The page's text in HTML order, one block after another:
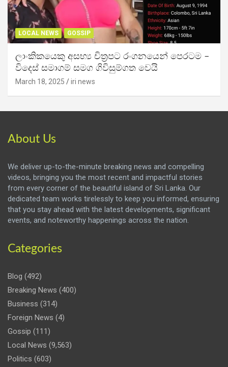
LOCAL NEWS GOSSIP
ලාංකිකයෙකු අසභ්‍ය චිත්‍රපට රංගනයෙන් පෙරටම –
විදෙස් සමාගම් සමග ගිවිසුම්ගත වෙයි
March 18, 2025 iri news
About Us
We deliver up-to-the-minute breaking news and compelling
videos, bringing you the most recent and impactful stories
from every corner of the beautiful island of Sri Lanka. Our
dedicated team works tirelessly to keep you informed, ensuring
that you stay ahead with the latest developments, significant
events, and noteworthy happenings across the nation.
Categories
Blog (492)
Breaking News (400)
Business (314)
Foreign News (4)
Gossip (111)
Local News (9,563)
Politics (603)